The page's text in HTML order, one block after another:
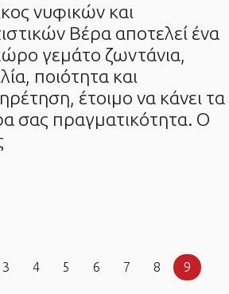
νυφικών και
Βέρα αποτελεί ένα
γεμάτο ζωντάνια,
ποιότητα και
έτοιμο να κάνει τα
σας πραγματικότητα. Ο
3 4 5 6 7 8 9